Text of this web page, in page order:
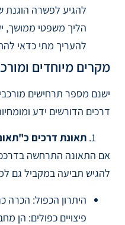
להגיע לפשרה הוגנת
הליך משפטי ממושך,
להעריך מתי כדאי
מקרים מיוחדים
ישנם מספר תרחישים
דרכים הדורשים ידע
תאונת דרכים
אם התאונה התרחשה
להגיש תביעה במקביל גם
היתרון הכפול:
פיצויים כפולים: הן